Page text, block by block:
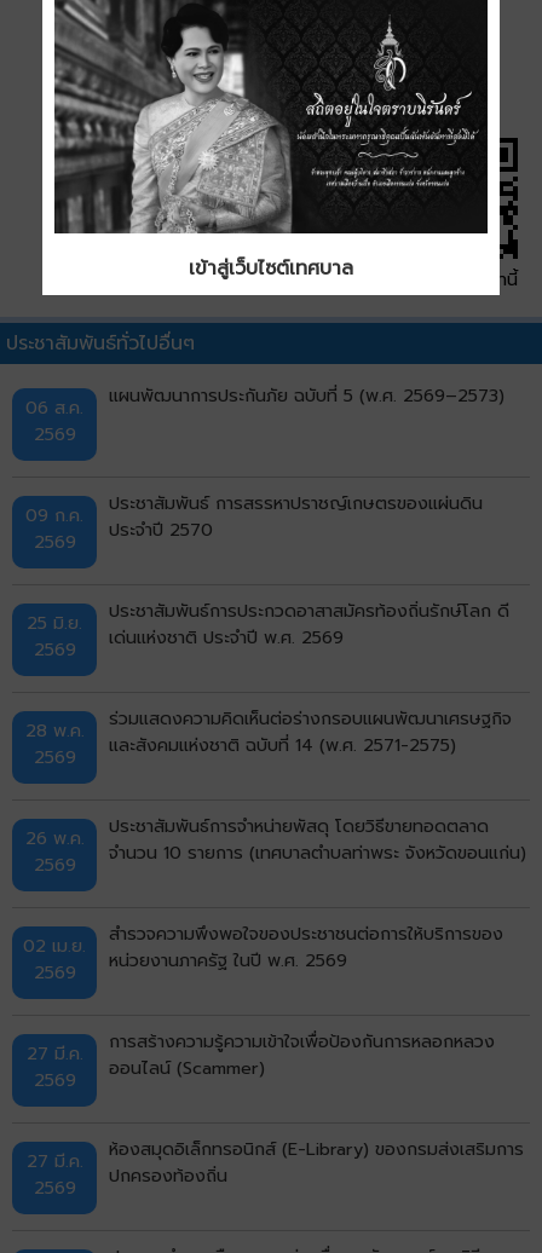
ดาวน์โหลด
QR Code หน้านี้
ประชาสัมพันธ์ทั่วไปอื่นๆ
06 ส.ค.
2569
แผนพัฒนาการประกันภัย ฉบับที่ 5 (พ.ศ. 2569–2573)
09 ก.ค.
2569
ประชาสัมพันธ์ การสรรหาปราชญ์เกษตรของแผ่นดิน
ประจำปี 2570
25 มิ.ย.
2569
ประชาสัมพันธ์การประกวดอาสาสมัครท้องถิ่นรักษ์โลก ดี
เด่นแห่งชาติ ประจำปี พ.ศ. 2569
28 พ.ค.
2569
ร่วมแสดงความคิดเห็นต่อร่างกรอบแผนพัฒนาเศรษฐกิจ
และสังคมแห่งชาติ ฉบับที่ 14 (พ.ศ. 2571-2575)
26 พ.ค.
2569
ประชาสัมพันธ์การจำหน่ายพัสดุ โดยวิธีขายทอดตลาด
จำนวน 10 รายการ (เทศบาลตำบลท่าพระ จังหวัดขอนแก่น)
02 เม.ย.
2569
สำรวจความพึงพอใจของประชาชนต่อการให้บริการของ
หน่วยงานภาครัฐ ในปี พ.ศ. 2569
27 มี.ค.
2569
การสร้างความรู้ความเข้าใจเพื่อป้องกันการหลอกหลวง
ออนไลน์ (Scammer)
27 มี.ค.
2569
ห้องสมุดอิเล็กทรอนิกส์ (E-Library) ของกรมส่งเสริมการ
ปกครองท้องถิ่น
เข้าสู่เว็บไซต์เทศบาล